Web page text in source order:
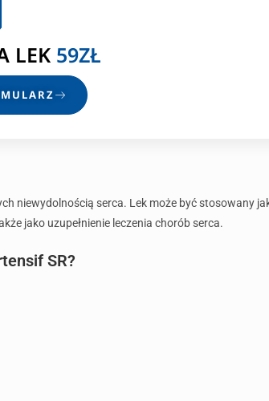
LEK 59ZŁ
niewydolnością serca. Lek może być stosowany
jako uzupełnienie leczenia chorób serca.
SR?